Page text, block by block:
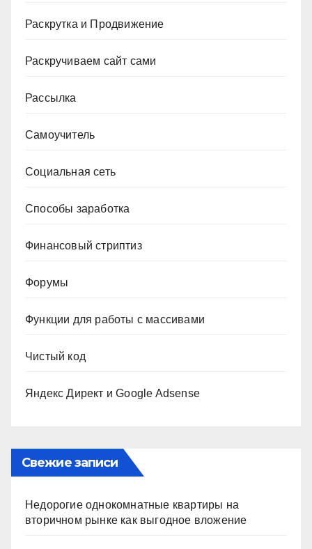
Раскрутка и Продвижение
Раскручиваем сайт сами
Рассылка
Самоучитель
Социальная сеть
Способы заработка
Финансовый стриптиз
Форумы
Функции для работы с массивами
Чистый код
Яндекс Директ и Google Adsense
Свежие записи
Недорогие однокомнатные квартиры на
вторичном рынке как выгодное вложение